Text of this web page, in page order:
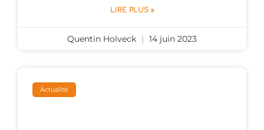
LIRE PLUS »
Quentin Holveck 14 juin 2023
Actualité